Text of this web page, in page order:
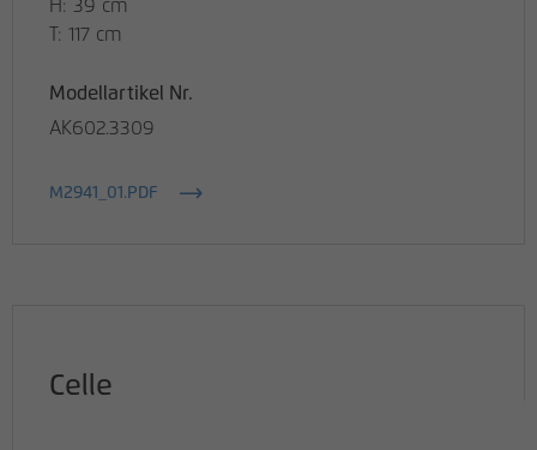
H: 39 cm
T: 117 cm
Modellartikel Nr.
AK602.3309
M2941_01.PDF
Celle